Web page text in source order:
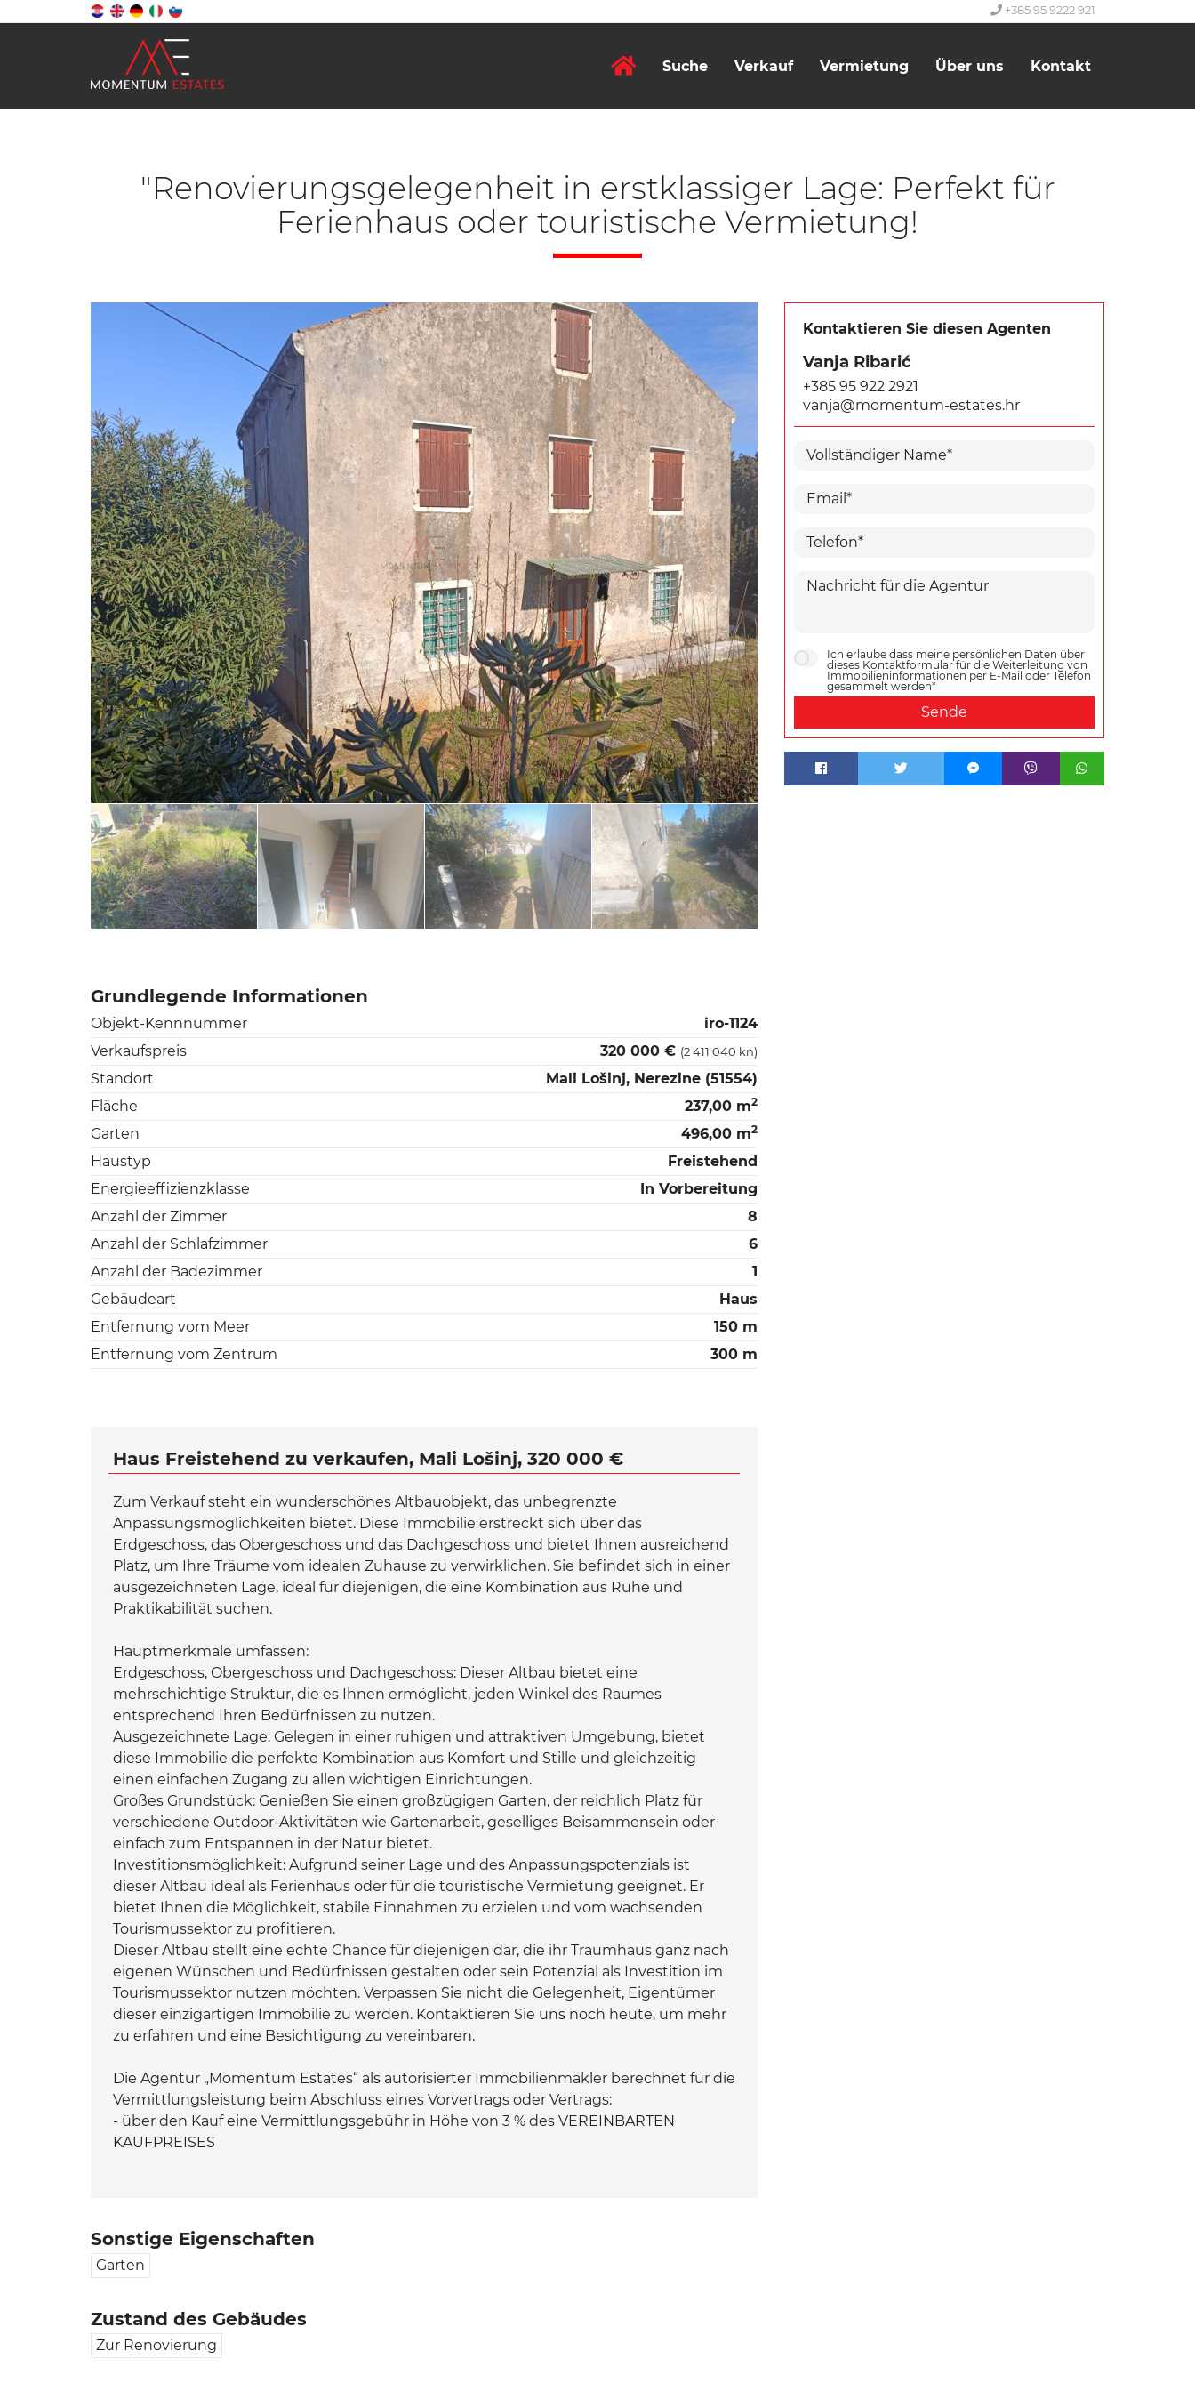
+385 95 9222 921
Suche Verkauf Vermietung Über uns Kontakt
"Renovierungsgelegenheit in erstklassiger Lage: Perfekt für
Ferienhaus oder touristische Vermietung!
Grundlegende Informationen
Objekt-Kennnummer
iro-1124
Verkaufspreis
320 000 € (2 411 040 kn)
Standort
Mali Lošinj, Nerezine (51554)
Fläche
237,00 m2
Garten 496,00 m2
Haustyp
Freistehend
Energieeffizienzklasse
In Vorbereitung
Anzahl der Zimmer
8
Anzahl der Schlafzimmer
6
Anzahl der Badezimmer
1
Gebäudeart
Haus
Entfernung vom Meer
150 m
Entfernung vom Zentrum
300 m
Haus Freistehend zu verkaufen, Mali Lošinj, 320 000 €
Zum Verkauf steht ein wunderschönes Altbauobjekt, das unbegrenzte
Anpassungsmöglichkeiten bietet. Diese Immobilie erstreckt sich über das
Erdgeschoss, das Obergeschoss und das Dachgeschoss und bietet Ihnen ausreichend
Platz, um Ihre Träume vom idealen Zuhause zu verwirklichen. Sie befindet sich in einer
ausgezeichneten Lage, ideal für diejenigen, die eine Kombination aus Ruhe und
Praktikabilität suchen.
Hauptmerkmale umfassen:
Erdgeschoss, Obergeschoss und Dachgeschoss: Dieser Altbau bietet eine
mehrschichtige Struktur, die es Ihnen ermöglicht, jeden Winkel des Raumes
entsprechend Ihren Bedürfnissen zu nutzen.
Ausgezeichnete Lage: Gelegen in einer ruhigen und attraktiven Umgebung, bietet
diese Immobilie die perfekte Kombination aus Komfort und Stille und gleichzeitig
einen einfachen Zugang zu allen wichtigen Einrichtungen.
Großes Grundstück: Genießen Sie einen großzügigen Garten, der reichlich Platz für
verschiedene Outdoor-Aktivitäten wie Gartenarbeit, geselliges Beisammensein oder
einfach zum Entspannen in der Natur bietet.
Investitionsmöglichkeit: Aufgrund seiner Lage und des Anpassungspotenzials ist
dieser Altbau ideal als Ferienhaus oder für die touristische Vermietung geeignet. Er
bietet Ihnen die Möglichkeit, stabile Einnahmen zu erzielen und vom wachsenden
Tourismussektor zu profitieren.
Dieser Altbau stellt eine echte Chance für diejenigen dar, die ihr Traumhaus ganz nach
eigenen Wünschen und Bedürfnissen gestalten oder sein Potenzial als Investition im
Tourismussektor nutzen möchten. Verpassen Sie nicht die Gelegenheit, Eigentümer
dieser einzigartigen Immobilie zu werden. Kontaktieren Sie uns noch heute, um mehr
zu erfahren und eine Besichtigung zu vereinbaren.
Die Agentur „Momentum Estates“ als autorisierter Immobilienmakler berechnet für die
Vermittlungsleistung beim Abschluss eines Vorvertrags oder Vertrags:
- über den Kauf eine Vermittlungsgebühr in Höhe von 3 % des VEREINBARTEN
KAUFPREISES
Sonstige Eigenschaften
Garten
Zustand des Gebäudes
Zur Renovierung
Kontaktieren Sie diesen Agenten
Vanja Ribarić
+385 95 922 2921
vanja@momentum-estates.hr
Ich erlaube dass meine persönlichen Daten über
dieses Kontaktformular für die Weiterleitung von
Immobilieninformationen per E-Mail oder Telefon
gesammelt werden*
Sende